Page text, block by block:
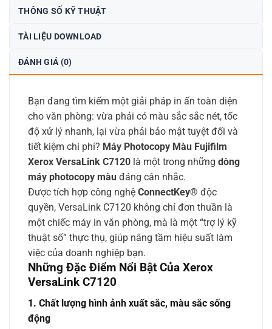
THÔNG SỐ KỸ THUẬT
TÀI LIỆU DOWNLOAD
ĐÁNH GIÁ (0)
Bạn đang tìm kiếm một giải pháp in ấn toàn diện
cho văn phòng: vừa phải có màu sắc sắc nét, tốc
độ xử lý nhanh, lại vừa phải bảo mật tuyệt đối và
tiết kiệm chi phí? Máy Photocopy Màu Fujifilm
Xerox VersaLink C7120 là một trong những dòng
máy photocopy màu đáng cân nhắc.
Được tích hợp công nghệ ConnectKey® độc
quyền, VersaLink C7120 không chỉ đơn thuần là
một chiếc máy in văn phòng, mà là một “trợ lý kỹ
thuật số” thực thụ, giúp nâng tầm hiệu suất làm
việc của doanh nghiệp bạn.
Những Đặc Điểm Nổi Bật Của Xerox
VersaLink C7120
1. Chất lượng hình ảnh xuất sắc, màu sắc sống
động